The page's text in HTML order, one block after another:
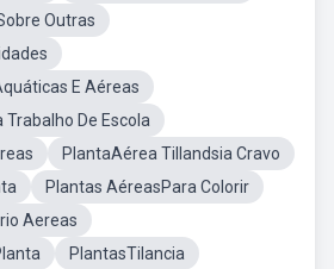
Outras
E Aéreas
De Escola
PlantaAérea Tillandsia Cravo
Plantas AéreasPara Colorir
Aereas
PlantasTilancia